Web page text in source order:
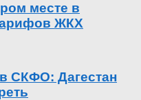
месте в
ЖКХ
СКФО: Дагестан